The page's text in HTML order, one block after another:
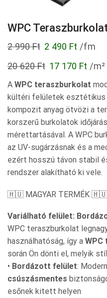
WPC
2 990Ft Original
price
2
990 Ft.
2 490 Ft Current
price
2
490 Ft.
/fm
20 620Ft 17 170 Ft /m²
A WPC teraszburkolat
kültéri felületek esztétikus
kompozit anyag ötvözi a
korszerű burkolatok
mérettartásával. A WPC
az UV-sugárzásnak és a
ezért hosszú távon stabil
rendszer alakítható ki vele.
🇭🇺 MAGYAR TERMÉK 🇭🇺
Variálható felület:
WPC teraszburkolat
használhatóság, így a
során Ön dönti el, melyik
• Bordázott felület:
csúszásmentes
esőnek kitett helyen